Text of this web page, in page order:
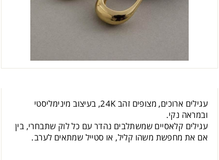
עגילים ארוכים, מצופים זהב 24K, בעיצוב מינימליסטי
ובמראה נקי.
עגילים קלאסיים שמשתלבים נהדר עם כל לוק שתבחרי, בין
אם את מחפשת משהו קליל, או סטייל שמתאים לערב.